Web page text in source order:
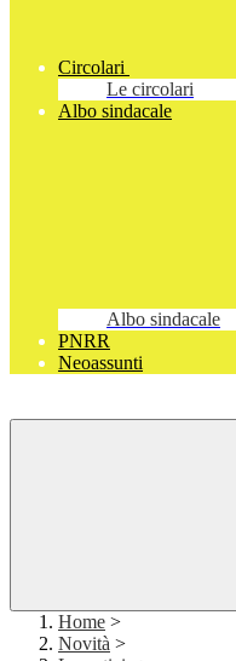
Circolari
Le circolari
Albo sindacale
Albo sindacale
PNRR
Neoassunti
Home >
Novità >